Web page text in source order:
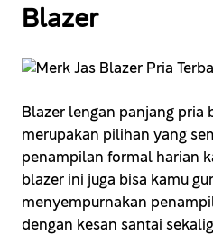
Blazer
Blazer lengan panjang pria
merupakan pilihan yang
penampilan formal harian
blazer ini juga bisa kamu
menyempurnakan
dengan kesan santai